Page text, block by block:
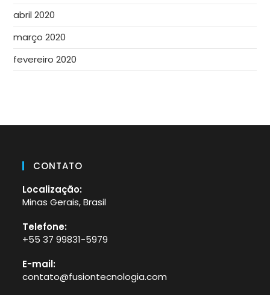
abril 2020
março 2020
fevereiro 2020
CONTATO
Localização:
Minas Gerais, Brasil
Telefone:
+55 37 99831-5979
em
seu
E-mail:
contato@fusiontecnologia.com